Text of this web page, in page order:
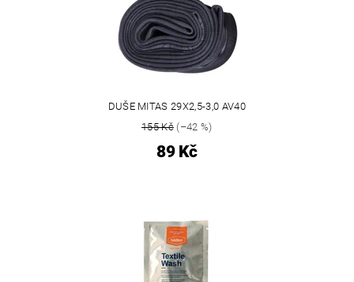
DUŠE MITAS 29X2,5-3,0 AV40
155 Kč(–42 %)
89 Kč